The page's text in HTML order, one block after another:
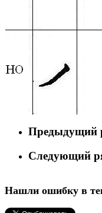
Предыдущий
Следующий
Нашли ошибку в